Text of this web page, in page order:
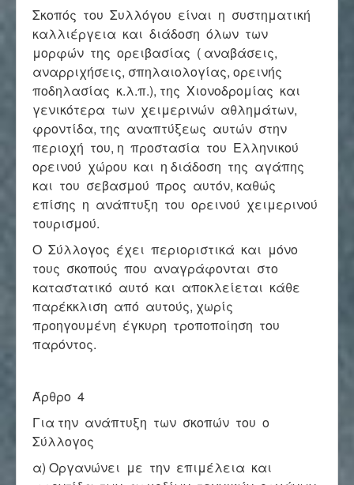
Σκοπός του Συλλόγου είναι η συστηματική
καλλιέργεια και διάδοση όλων των
μορφών της ορειβασίας ( αναβάσεις,
αναρριχήσεις, σπηλαιολογίας, ορεινής
ποδηλασίας κ.λ.π.), της Χιονοδρομίας και
γενικότερα των χειμερινών αθλημάτων,
φροντίδα, της αναπτύξεως αυτών στην
περιοχή του, η προστασία του Ελληνικού
ορεινού χώρου και η διάδοση της αγάπης
και του σεβασμού προς αυτόν, καθώς
επίσης η ανάπτυξη του ορεινού χειμερινού
τουρισμού.
Ο Σύλλογος έχει περιοριστικά και μόνο
τους σκοπούς που αναγράφονται στο
καταστατικό αυτό και αποκλείεται κάθε
παρέκκλιση από αυτούς, χωρίς
προηγουμένη έγκυρη τροποποίηση του
παρόντος.
Άρθρο 4
Για την ανάπτυξη των σκοπών του ο
Σύλλογος
α) Οργανώνει με την επιμέλεια και